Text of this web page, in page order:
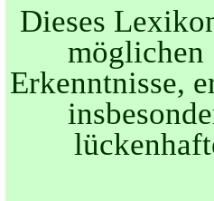
Dieses
möglichen
Erkenntnisse,